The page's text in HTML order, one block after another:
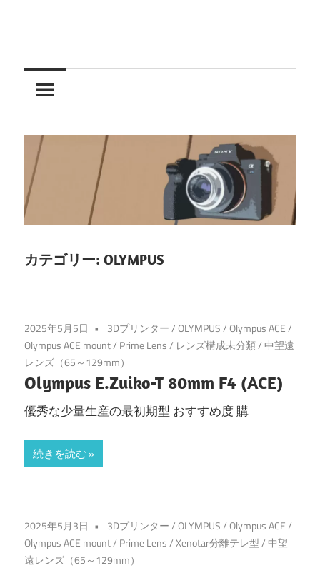
う
カテゴリー: OLYMPUS
2025年5月5日 3Dプリンター/OLYMPUS/Olympus ACE/
Olympus ACE mount/ Prime Lens/ レンズ構成未分類/中望遠
レンズ（65～129mm）
Olympus E.Zuiko-T 80mm F4 (ACE)
優秀な少量生産の最初期型 おすすめ度 購
続きを読む
2025年5月3日 3Dプリンター/OLYMPUS/Olympus ACE/
Olympus ACE mount/ Prime Lens/Xenotar分離テレ型/中望
遠レンズ（65～129mm）